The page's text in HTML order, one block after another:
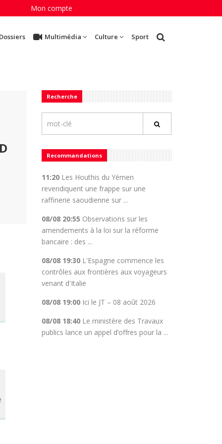
Mon compte
Multimédia Culture Sport
Recherche
Recommandations
11:20Les Houthis du Yémen
revendiquent une frappe sur une
raffinerie saoudienne sur ...
08/08 20:55 Observations sur les
amendements à la loi sur la réforme
bancaire : des ...
08/08 19:30L'Espagne commence les
contrôles aux frontières aux voyageurs
venant d'Italie
08/08 19:00Ici le JT – 08 août 2026
08/08 18:40Le ministère des Travaux
publics lance un appel d’offres pour la ...